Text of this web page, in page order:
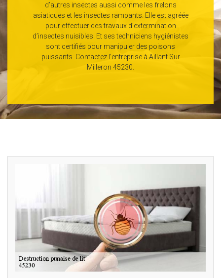
d’autres insectes aussi comme les frelons
asiatiques et les insectes rampants. Elle est agréée
pour effectuer des travaux d’extermination
d’insectes nuisibles. Et ses techniciens hygiénistes
sont certifiés pour manipuler des poisons
puissants. Contactez l’entreprise à Aillant Sur
Milleron 45230.